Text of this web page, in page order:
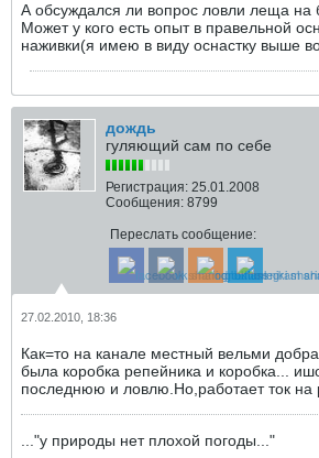
А обсуждался ли вопрос ловли леща на
Может у кого есть опыт в правельной
наживки(я имею в виду оснастку выше
дождь
гуляющий сам по себе
Регистрация: 25.01.2008
Сообщения: 8799
Переслать сообщение:
27.02.2010, 18:36
Как=то на канале местный вельми добра
была коробка репейника и коробка...
последнюю и ловлю.Но,работает ток на
..."у природы нет плохой погоды..."